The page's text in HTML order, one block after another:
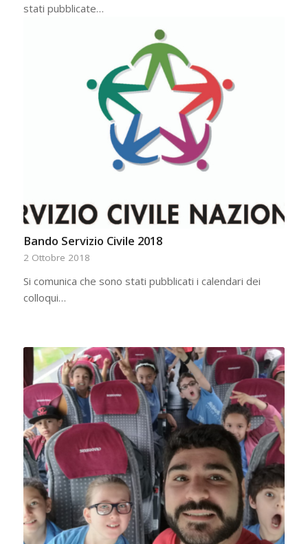
stati pubblicate…
Bando Servizio Civile 2018
2 Ottobre 2018
Si comunica che sono stati pubblicati i calendari dei
colloqui…